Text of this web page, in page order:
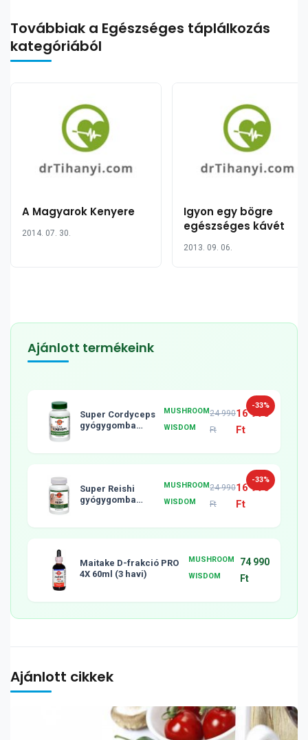
Továbbiak a Egészséges táplálkozás
kategóriából
A Magyarok Kenyere
2014. 07. 30.
Igyon egy bögre
egészséges kávét
2013. 09. 06.
Ajánlott termékeink
-33%
Super Cordyceps
gyógygomba
MUSHROOM
WISDOM
24 990
Ft
16 990
Ft
-33%
Super Reishi
gyógygomba
MUSHROOM
WISDOM
24 990
Ft
16 990
Ft
Maitake D-frakció PRO
4X 60ml (3 havi)
MUSHROOM
WISDOM
74 990
Ft
Ajánlott cikkek